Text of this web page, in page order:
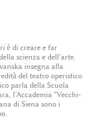
è di creare e far
scienza e dell’arte.
insegna alla
del teatro operistico
parla della Scuola
l’Accademia “Vecchi-
di Siena sono i